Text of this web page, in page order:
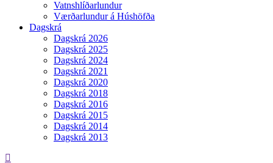
Vatnshlíðarlundur
Værðarlundur á Húshöfða
Dagskrá
Dagskrá 2026
Dagskrá 2025
Dagskrá 2024
Dagskrá 2021
Dagskrá 2020
Dagskrá 2018
Dagskrá 2016
Dagskrá 2015
Dagskrá 2014
Dagskrá 2013
Search: